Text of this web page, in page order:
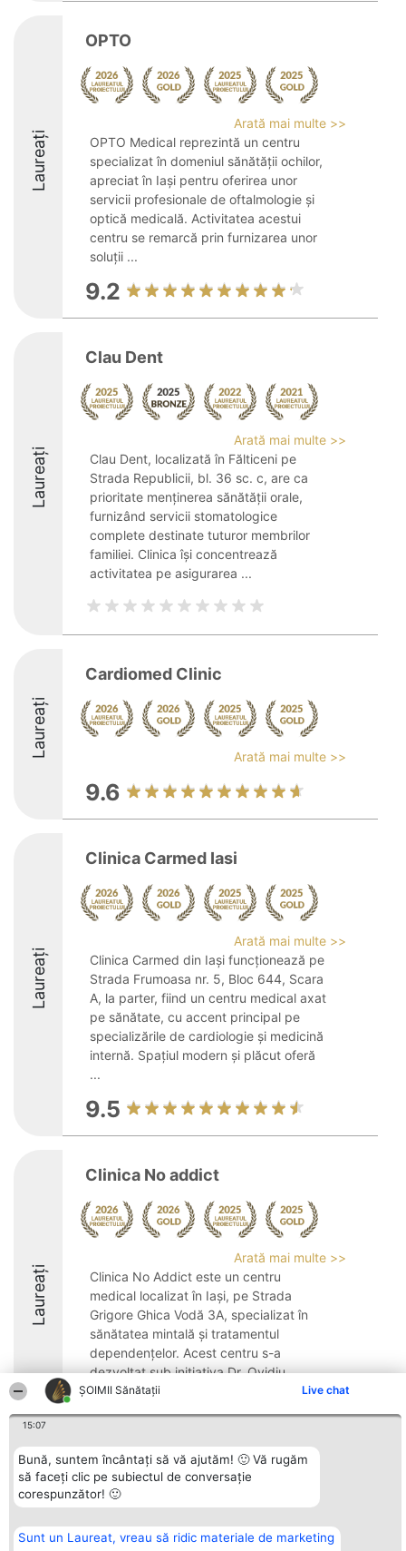
ŞOIMII Sănătații Live chat
15:07
Bună, suntem încântați să vă ajutăm! 🙂 Vă rugăm
să faceți clic pe subiectul de conversație
corespunzător! 🙂
Sunt un Laureat, vreau să ridic materiale de marketing
Laureați
OPTO
Arată mai multe >>
OPTO Medical reprezintă un centru
specializat în domeniul sănătății ochilor,
apreciat în Iași pentru oferirea unor
servicii profesionale de oftalmologie și
optică medicală. Activitatea acestui
centru se remarcă prin furnizarea unor
soluții ...
9.2
Laureați
Clau Dent
Arată mai multe >>
Clau Dent, localizată în Fălticeni pe
Strada Republicii, bl. 36 sc. c, are ca
prioritate menținerea sănătății orale,
furnizând servicii stomatologice
complete destinate tuturor membrilor
familiei. Clinica își concentrează
activitatea pe asigurarea ...
Laureați
Cardiomed Clinic
Arată mai multe >>
9.6
Laureați
Clinica Carmed Iasi
Arată mai multe >>
Clinica Carmed din Iași funcționează pe
Strada Frumoasa nr. 5, Bloc 644, Scara
A, la parter, fiind un centru medical axat
pe sănătate, cu accent principal pe
specializările de cardiologie și medicină
internă. Spațiul modern și plăcut oferă
...
9.5
Laureați
Clinica No addict
Arată mai multe >>
Clinica No Addict este un centru
medical localizat în Iași, pe Strada
Grigore Ghica Vodă 3A, specializat în
sănătatea mintală și tratamentul
dependențelor. Acest centru s-a
dezvoltat sub inițiativa Dr. Ovidiu
Alexinschi, medic primar psihiatru ...
9.6
Organizator Ranking
BRIGHT SOLUTIONS BR SRL
Sc. A Et. 4 Ap. 13 Cod 061952
București
Laureaților
Reguli